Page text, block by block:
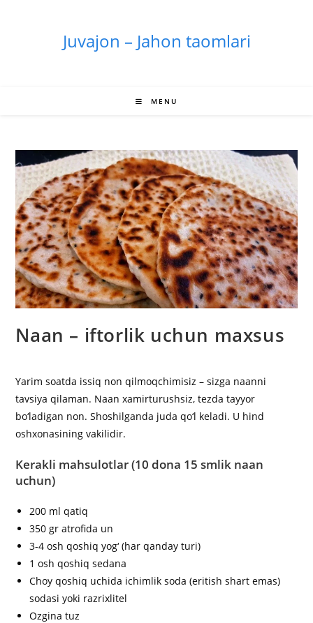
Juvajon – Jahon taomlari
MENU
Naan – iftorlik uchun maxsus
Yarim soatda issiq non qilmoqchimisiz – sizga naanni
tavsiya qilaman. Naan xamirturushsiz, tezda tayyor
bo‘ladigan non. Shoshilganda juda qo‘l keladi. U hind
oshxonasining vakilidir.
Kerakli mahsulotlar(10 dona 15 smlik naan
uchun)
200 ml qatiq
350 gr atrofida un
3-4 osh qoshiq yog‘ (har qanday turi)
1 osh qoshiq sedana
Choy qoshiq uchida ichimlik soda (eritish shart emas)
sodasi yoki razrixlitel
Ozgina tuz